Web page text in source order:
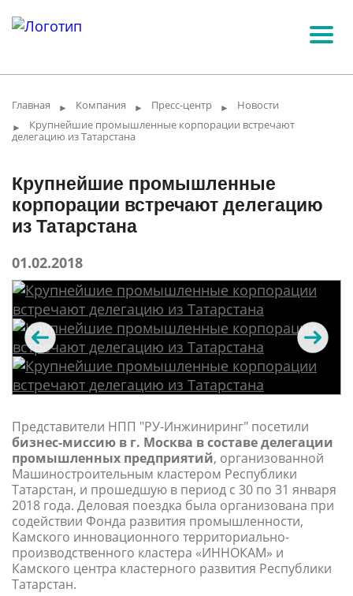
Главная ► Компания ► Пресс-центр ► Новости
►
Крупнейшие промышленные корпорации встречают
делегацию из Татарстана
Крупнейшие промышленные
корпорации встречают делегацию
из Татарстана
01.02.2018
Представители НПП "РУ-Инжиниринг" посетили
бизнес-миссию в г. Москва в составе делегации
промышленных предприятий, организованной
Машиностроительным кластером Республики
Татарстан, и прошедшую в период с 30 по 31 января
2018 года. Деловая поездка была организована при
содействии Фонда развития промышленности,
Камского инновационного территориально-
производственного кластера «ИННОКАМ» и
Камского центра кластерного развития Республики
Татарстан.